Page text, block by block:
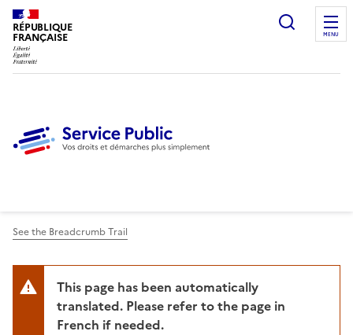
RÉPUBLIQUE
FRANÇAISE
Ouvrir
MENU
See the Breadcrumb Trail
This page has been automatically
translated. Please refer to the page in
French if needed.